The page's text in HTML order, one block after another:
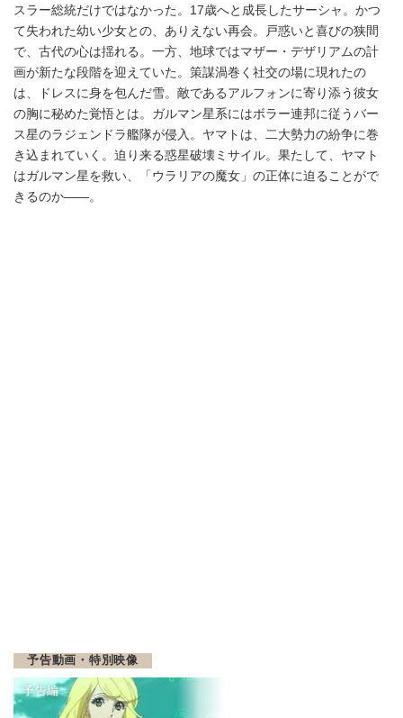
スラー総統だけではなかった。17歳へと成長したサーシャ。かつ
て失われた幼い少女との、ありえない再会。戸惑いと喜びの狭間
で、古代の心は揺れる。一方、地球ではマザー・デザリアムの計
画が新たな段階を迎えていた。策謀渦巻く社交の場に現れたの
は、ドレスに身を包んだ雪。敵であるアルフォンに寄り添う彼女
の胸に秘めた覚悟とは。ガルマン星系にはボラー連邦に従うバー
ス星のラジェンドラ艦隊が侵入。ヤマトは、二大勢力の紛争に巻
き込まれていく。迫り来る惑星破壊ミサイル。果たして、ヤマト
はガルマン星を救い、「ウラリアの魔女」の正体に迫ることがで
きるのか――。
予告動画・特別映像
予告編